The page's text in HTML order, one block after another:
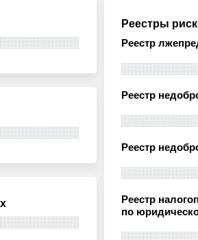
Реестры
Реестр
Реестр
Реестр
Реестр
по